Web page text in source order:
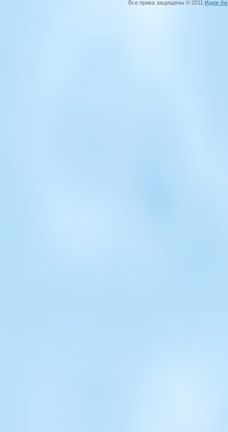
Все права защищены © 2011 Идеи